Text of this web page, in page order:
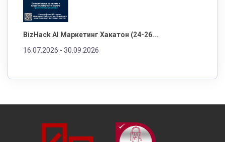
BizHack AI Маркетинг Хакатон (24-26...
16.07.2026 - 30.09.2026